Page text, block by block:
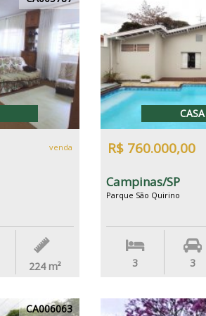
venda
224 m²
CASA
R$ 760.000,00
Campinas/SP
Parque São Quirino
3 3
CA006063